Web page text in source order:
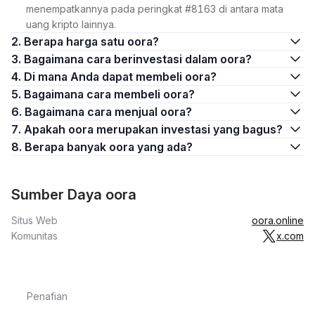
menempatkannya pada peringkat #8163 di antara mata
uang kripto lainnya.
2. Berapa harga satu oora?
3. Bagaimana cara berinvestasi dalam oora?
4. Di mana Anda dapat membeli oora?
5. Bagaimana cara membeli oora?
6. Bagaimana cara menjual oora?
7. Apakah oora merupakan investasi yang bagus?
8. Berapa banyak oora yang ada?
Sumber Daya oora
Situs Web
oora.online
Komunitas
x.com
Penafian